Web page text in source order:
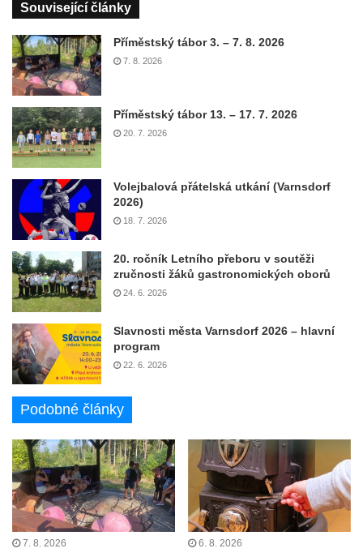
Související články
Příměstský tábor 3. – 7. 8. 2026
7. 8. 2026
Příměstský tábor 13. – 17. 7. 2026
20. 7. 2026
Volejbalová přátelská utkání (Varnsdorf
2026)
18. 7. 2026
20. ročník Letního přeboru v soutěži
zručnosti žáků gastronomických oborů
24. 6. 2026
Slavnosti města Varnsdorf 2026 – hlavní
program
22. 6. 2026
Podobné články
7. 8. 2026 6. 8. 2026